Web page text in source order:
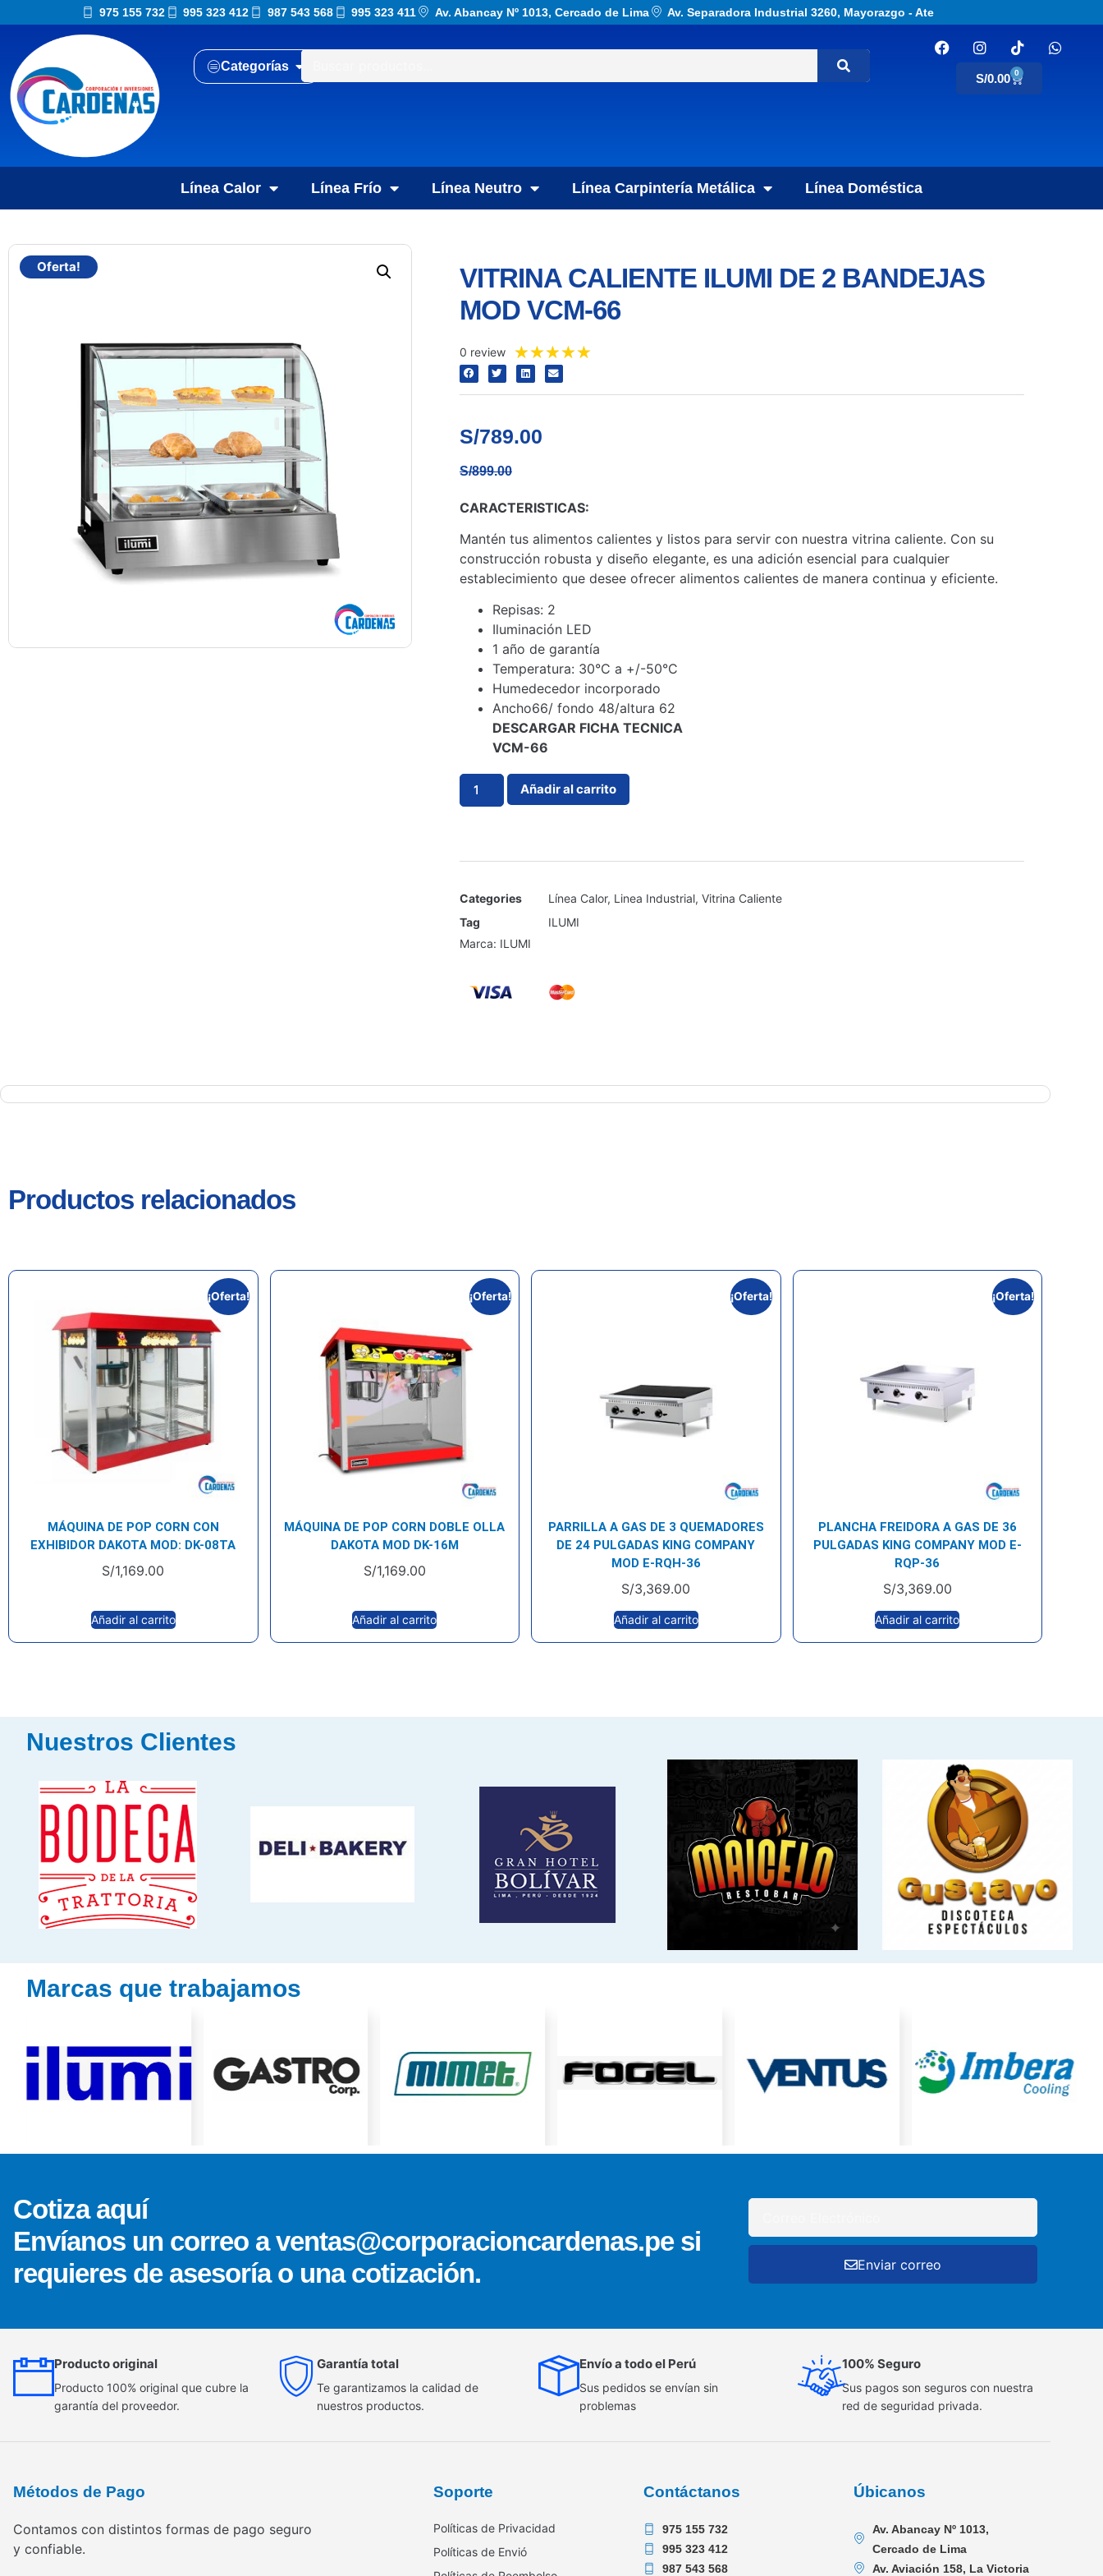
975 155 732 995 323 412 987 543 568 995 323 411 Av. Abancay Nº 1013, Cercado de Lima Av. Separadora Industrial 3260, Mayorazgo - Ate
Categorías
S/0.00 0
Línea Calor Línea Frío Línea Neutro Línea Carpintería Metálica Línea Doméstica
Oferta!
VITRINA CALIENTE ILUMI DE 2 BANDEJAS
MOD VCM-66
0 review ★★★★★
S/789.00
S/899.00
CARACTERISTICAS:
Mantén tus alimentos calientes y listos para servir con nuestra vitrina caliente. Con su
construcción robusta y diseño elegante, es una adición esencial para cualquier
establecimiento que desee ofrecer alimentos calientes de manera continua y eficiente.
Repisas: 2
Iluminación LED
1 año de garantía
Temperatura: 30°C a +/-50°C
Humedecedor incorporado
Ancho66/ fondo 48/altura 62
DESCARGAR FICHA TECNICA
VCM-66
Añadir al carrito
Categories Línea Calor, Linea Industrial, Vitrina Caliente
Tag
ILUMI
Marca: ILUMI
Productos relacionados
¡Oferta!
MÁQUINA DE POP CORN CON
EXHIBIDOR DAKOTA MOD: DK-08TA
S/1,169.00
Añadir al carrito
¡Oferta!
MÁQUINA DE POP CORN DOBLE OLLA
DAKOTA MOD DK-16M
S/1,169.00
Añadir al carrito
¡Oferta!
PARRILLA A GAS DE 3 QUEMADORES
DE 24 PULGADAS KING COMPANY
MOD E-RQH-36
S/3,369.00
Añadir al carrito
¡Oferta!
PLANCHA FREIDORA A GAS DE 36
PULGADAS KING COMPANY MOD E-
RQP-36
S/3,369.00
Añadir al carrito
Nuestros Clientes
Marcas que trabajamos
Cotiza aquí
Envíanos un correo a ventas@corporacioncardenas.pe si
requieres de asesoría o una cotización.
Enviar correo
Producto original
Producto 100% original que cubre la
garantía del proveedor.
Garantía total
Te garantizamos la calidad de
nuestros productos.
Envío a todo el Perú
Sus pedidos se envían sin
problemas
100% Seguro
Sus pagos son seguros con nuestra
red de seguridad privada.
Métodos de Pago
Contamos con distintos formas de pago seguro
y confiable.
Soporte
Políticas de Privacidad
Políticas de Envió
Contáctanos
975 155 732
995 323 412
987 543 568
Úbicanos
Av. Abancay Nº 1013,
Cercado de Lima
Av. Aviación 158, La Victoria